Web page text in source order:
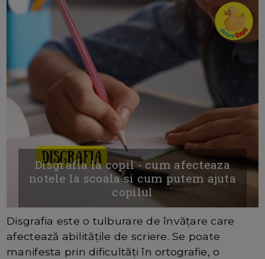
Disgrafia la copil - cum afecteaza
notele la scoala si cum putem ajuta
copilul
Disgrafia este o tulburare de învățare care
afectează abilitățile de scriere. Se poate
manifesta prin dificultăți în ortografie, o